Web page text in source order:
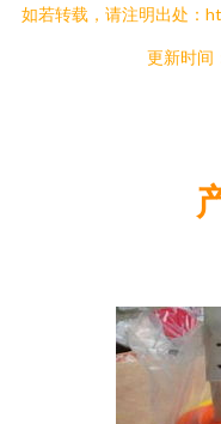
如若转载，请注明出处：
更新时间